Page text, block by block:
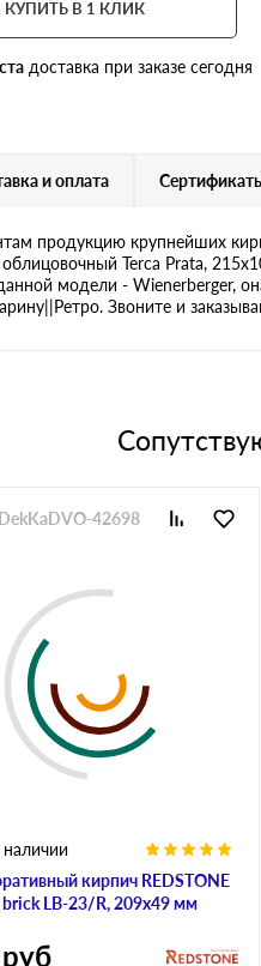
КУПИТЬ В 1 КЛИК
доставка при заказе сегодня
и оплата
продукцию крупнейших
Terca Prata,
модели - Wienerberger,
Звоните и
кирпич REDSTONE
LB-23/R, 209х49 мм
42698